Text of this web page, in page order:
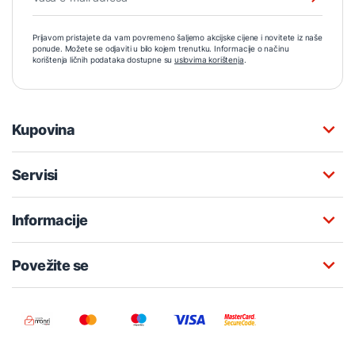
Prijavom pristajete da vam povremeno šaljemo akcijske cijene i novitete iz naše
ponude. Možete se odjaviti u bilo kojem trenutku. Informacije o načinu
korištenja ličnih podataka dostupne su uslovima korištenja.
Kupovina
Servisi
Informacije
Povežite se